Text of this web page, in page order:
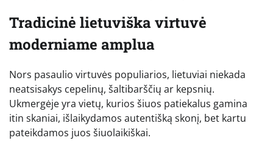
Tradicinė lietuviška virtuvė
moderniame amplua
Nors pasaulio virtuvės populiarios, lietuviai niekada
neatsisakys cepelinų, šaltibarščių ar kepsnių.
Ukmergėje yra vietų, kurios šiuos patiekalus gamina
itin skaniai, išlaikydamos autentišką skonį, bet kartu
pateikdamos juos šiuolaikiškai.